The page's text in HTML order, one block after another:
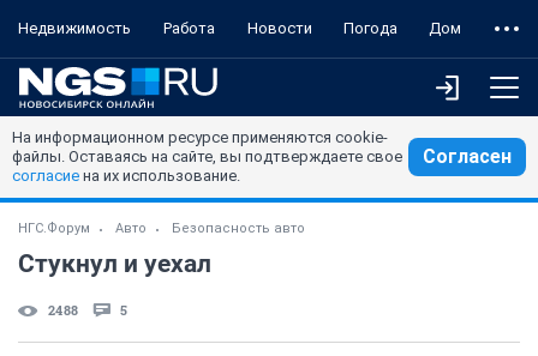
Недвижимость Работа Новости Погода Дом
На информационном ресурсе применяются cookie-
файлы. Оставаясь на сайте, вы подтверждаете свое
согласие на их использование.
Согласен
НГС.Форум Авто Безопасность авто
Стукнул и уехал
2488 5